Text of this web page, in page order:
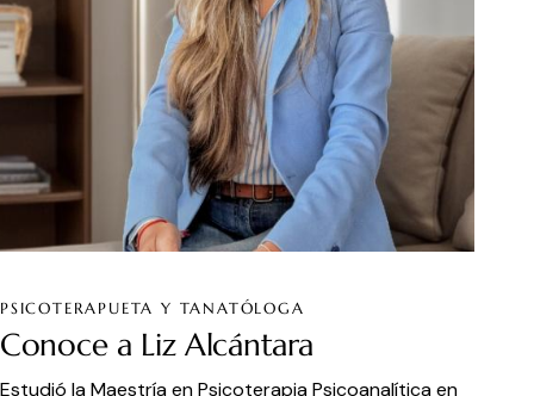
PSICOTERAPUETA Y TANATÓLOGA
Conoce a Liz Alcántara
Estudió la Maestría en Psicoterapia Psicoanalítica en